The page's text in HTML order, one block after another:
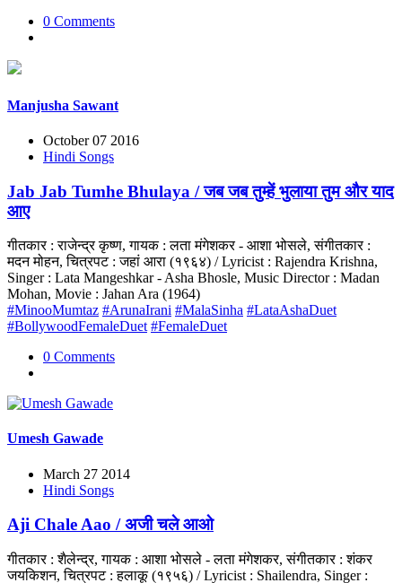
0 Comments
Manjusha Sawant
October 07 2016
Hindi Songs
Jab Jab Tumhe Bhulaya / जब जब तुम्हें भुलाया तुम और याद
आए
गीतकार : राजेन्द्र कृष्ण, गायक : लता मंगेशकर - आशा भोसले, संगीतकार :
मदन मोहन, चित्रपट : जहां आरा (१९६४) / Lyricist : Rajendra Krishna,
Singer : Lata Mangeshkar - Asha Bhosle, Music Director : Madan
Mohan, Movie : Jahan Ara (1964)
#MinooMumtaz #ArunaIrani #MalaSinha #LataAshaDuet
#BollywoodFemaleDuet #FemaleDuet
0 Comments
Umesh Gawade
March 27 2014
Hindi Songs
Aji Chale Aao / अजी चले आओ
गीतकार : शैलेन्द्र, गायक : आशा भोसले - लता मंगेशकर, संगीतकार : शंकर
जयकिशन, चित्रपट : हलाकू (१९५६) / Lyricist : Shailendra, Singer :